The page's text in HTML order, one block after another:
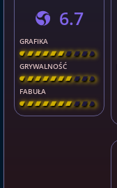
6.7
GRAFIKA
[ \ \ \ \ \ \ \ \ ]
GRYWALNOŚĆ
[ \ \ \ \ \ \ \ \ ]
FABUŁA
[ \ \ \ \ \ \ \ \ ]